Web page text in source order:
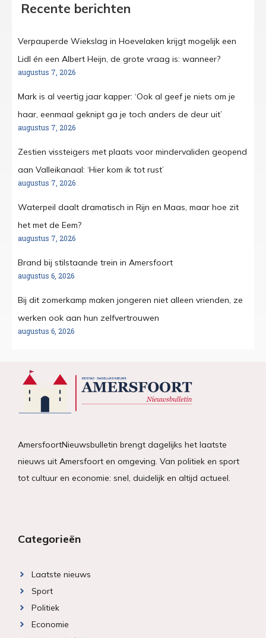
Recente berichten
Verpauperde Wiekslag in Hoevelaken krijgt mogelijk een
Lidl én een Albert Heijn, de grote vraag is: wanneer?
augustus 7, 2026
Mark is al veertig jaar kapper: ‘Ook al geef je niets om je
haar, eenmaal geknipt ga je toch anders de deur uit’
augustus 7, 2026
Zestien vissteigers met plaats voor mindervaliden geopend
aan Valleikanaal: ‘Hier kom ik tot rust’
augustus 7, 2026
Waterpeil daalt dramatisch in Rijn en Maas, maar hoe zit
het met de Eem?
augustus 7, 2026
Brand bij stilstaande trein in Amersfoort
augustus 6, 2026
Bij dit zomerkamp maken jongeren niet alleen vrienden, ze
werken ook aan hun zelfvertrouwen
augustus 6, 2026
AmersfoortNieuwsbulletin brengt dagelijks het laatste
nieuws uit Amersfoort en omgeving. Van politiek en sport
tot cultuur en economie: snel, duidelijk en altijd actueel.
Categorieën
Laatste nieuws
Sport
Politiek
Economie